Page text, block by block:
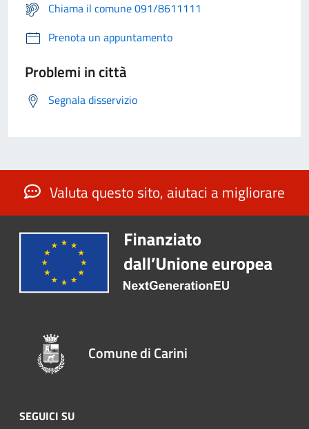
Chiama il comune 091/8611111
Prenota un appuntamento
Problemi in città
Segnala disservizio
Valuta questo sito, aiutaci a migliorare
Comune di Carini
SEGUICI SU